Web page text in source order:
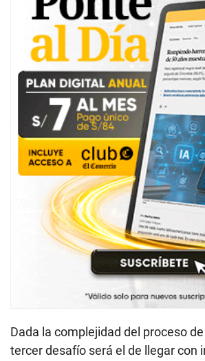
Dada la complejidad del proceso
tercer desafío será el de llegar con